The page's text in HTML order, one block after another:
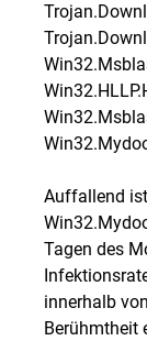
Auffallend
Tagen des
innerhalb
Berühmtheit